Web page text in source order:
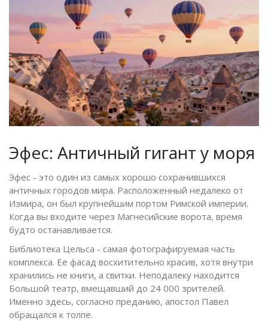
Эфес: Античный гигант у моря
Эфес - это один из самых хорошо сохранившихся
античных городов мира. Расположенный недалеко от
Измира, он был крупнейшим портом Римской империи.
Когда вы входите через Магнесийские ворота, время
будто останавливается.
Библиотека Цельса - самая фотографируемая часть
комплекса. Ее фасад восхитительно красив, хотя внутри
хранились не книги, а свитки. Неподалеку находится
Большой театр, вмещавший до 24 000 зрителей.
Именно здесь, согласно преданию, апостол Павел
обращался к толпе.